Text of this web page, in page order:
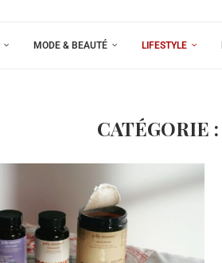
MODE & BEAUTÉ LIFESTYLE
CATÉGORIE :